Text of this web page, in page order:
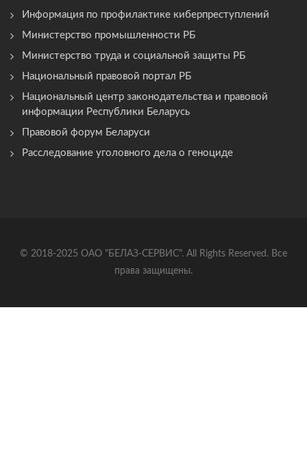
Информация по профилактике киберпреступлений
Министерство промышленности РБ
Министерство труда и социальной защиты РБ
Национальный правовой портал РБ
Национальный центр законодательства и правовой
информации Республики Беларусь
Правовой форум Беларуси
Расследование уголовного дела о геноциде
© 2018-2025 ОАО "БЕЛАЗ-СЕРВИС". All Rights Reserved. Все
права защищены.